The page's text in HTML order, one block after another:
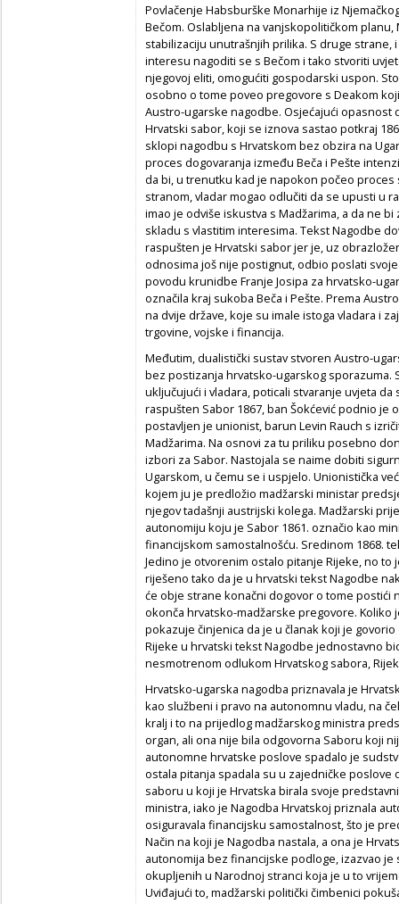
Povlačenje Habsburške Monarhije iz
Bečom. Oslabljena na vanjskopolitičkom
stabilizaciju unutrašnjih prilika. S druge strane,
interesu nagoditi se s Bečom i tako stvoriti
njegovoj eliti, omogućiti gospodarski uspon.
osobno o tome poveo pregovore s Deakom
Austro-ugarske nagodbe. Osjećajući opasnost
Hrvatski sabor, koji se iznova sastao potkraj
sklopi nagodbu s Hrvatskom bez obzira na
proces dogovaranja između Beča i Pešte
da bi, u trenutku kad je napokon počeo
stranom, vladar mogao odlučiti da se upusti u
imao je odviše iskustva s Madžarima, a da ne
skladu s vlastitim interesima. Tekst Nagodbe
raspušten je Hrvatski sabor jer je, uz
odnosima još nije postignut, odbio poslati
povodu krunidbe Franje Josipa za hrvatsko-
označila kraj sukoba Beča i Pešte. Prema
na dvije države, koje su imale istoga vladara i
trgovine, vojske i financija.
Međutim, dualistički sustav stvoren Austro-
bez postizanja hrvatsko-ugarskog sporazuma.
uključujući i vladara, poticali stvaranje uvjeta
raspušten Sabor 1867, ban Šokćević podnio je
postavljen je unionist, barun Levin Rauch s
Madžarima. Na osnovi za tu priliku posebno
izbori za Sabor. Nastojala se naime dobiti
Ugarskom, u čemu se i uspjelo. Unionistička
kojem ju je predložio madžarski ministar
njegov tadašnji austrijski kolega. Madžarski
autonomiju koju je Sabor 1861. označio kao
financijskom samostalnošću. Sredinom 1868.
Jedino je otvorenim ostalo pitanje Rijeke, no
riješeno tako da je u hrvatski tekst Nagodbe
će obje strane konačni dogovor o tome postići
okonča hrvatsko-madžarske pregovore. Koliko
pokazuje činjenica da je u članak koji je
Rijeke u hrvatski tekst Nagodbe jednostavno
nesmotrenom odlukom Hrvatskog sabora,
Hrvatsko-ugarska nagodba priznavala je
kao službeni i pravo na autonomnu vladu, na
kralj i to na prijedlog madžarskog ministra
organ, ali ona nije bila odgovorna Saboru koji
autonomne hrvatske poslove spadalo je
ostala pitanja spadala su u zajedničke poslove
saboru u koji je Hrvatska birala svoje
ministra, iako je Nagodba Hrvatskoj priznala
osiguravala financijsku samostalnost, što je
Način na koji je Nagodba nastala, a ona je
autonomija bez financijske podloge, izazvao je
okupljenih u Narodnoj stranci koja je u to
Uviđajući to, madžarski politički čimbenici